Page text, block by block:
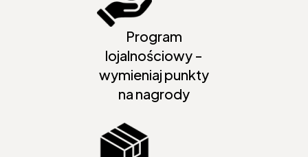
Program
lojalnościowy -
wymieniaj punkty
na nagrody